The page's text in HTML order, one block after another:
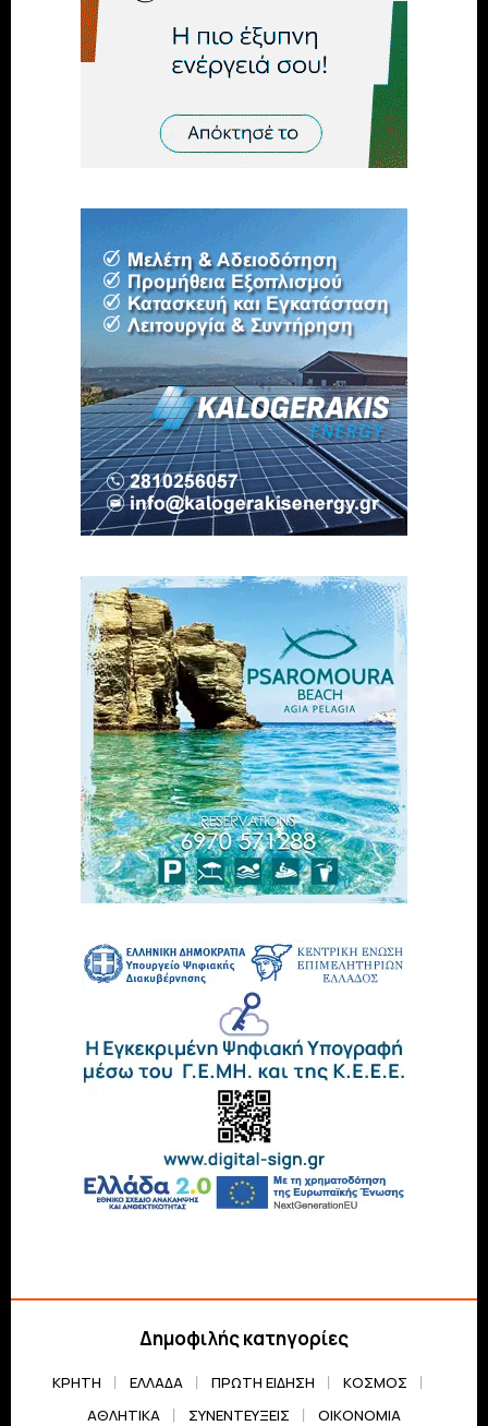
Δημοφιλής κατηγορίες
ΚΡΗΤΗ ΕΛΛΆΔΑ ΠΡΏΤΗ ΕΊΔΗΣΗ
ΚΌΣΜΟΣ
ΑΘΛΗΤΙΚΆ
ΣΥΝΕΝΤΕΎΞΕΙΣ ΟΙΚΟΝΟΜΊΑ